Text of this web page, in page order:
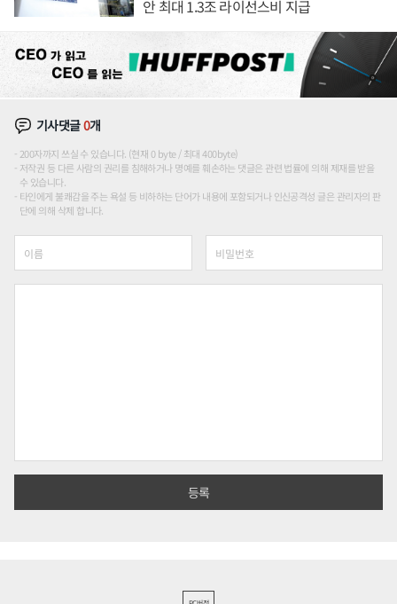
안 최대 1.3조 라이선스비 지급
기사댓글0개
200자까지 쓰실 수 있습니다. (현재 0 byte / 최대 400byte)
저작권 등 다른 사람의 권리를 침해하거나 명예를 훼손하는 댓글은 관련 법률에 의해 제재를 받을
수 있습니다.
타인에게 불쾌감을 주는 욕설 등 비하하는 단어가 내용에 포함되거나 인신공격성 글은 관리자의 판
단에 의해 삭제 합니다.